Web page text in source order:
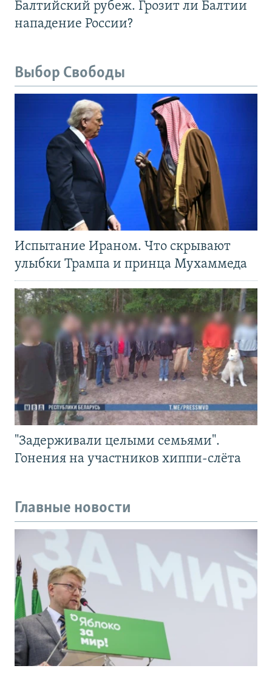
Балтийский рубеж. Грозит ли Балтии
нападение России?
Выбор Свободы
Испытание Ираном. Что скрывают
улыбки Трампа и принца Мухаммеда
"Задерживали целыми семьями".
Гонения на участников хиппи-слёта
Главные новости